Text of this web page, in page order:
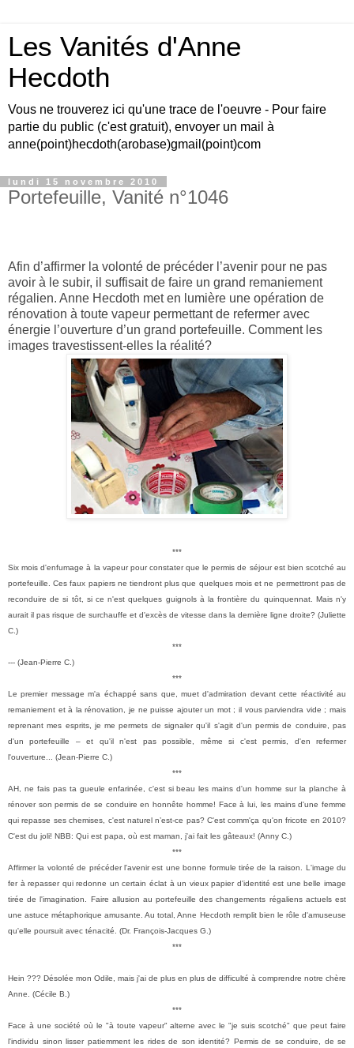
Les Vanités d'Anne
Hecdoth
Vous ne trouverez ici qu'une trace de l'oeuvre - Pour faire
partie du public (c'est gratuit), envoyer un mail à
anne(point)hecdoth(arobase)gmail(point)com
lundi 15 novembre 2010
Portefeuille, Vanité n°1046
Afin d’affirmer la volonté de précéder l’avenir pour ne pas
avoir à le subir, il suffisait de faire un grand remaniement
régalien. Anne Hecdoth met en lumière une opération de
rénovation à toute vapeur permettant de refermer avec
énergie l’ouverture d’un grand portefeuille. Comment les
images travestissent-elles la réalité?
***
Six mois d'enfumage à la vapeur pour constater que le permis de séjour est bien scotché au
portefeuille. Ces faux papiers ne tiendront plus que quelques mois et ne permettront pas de
reconduire de si tôt, si ce n'est quelques guignols à la frontière du quinquennat. Mais n'y
aurait il pas risque de surchauffe et d'excès de vitesse dans la dernière ligne droite? (Juliette
C.)
***
--- (Jean-Pierre C.)
***
Le premier message m'a échappé sans que, muet d'admiration devant cette réactivité au
remaniement et à la rénovation, je ne puisse ajouter un mot ; il vous parviendra vide ; mais
reprenant mes esprits, je me permets de signaler qu'il s'agit d'un permis de conduire, pas
d'un portefeuille
– et qu'il n'est pas possible, même si c'est permis, d'en refermer
l'ouverture... (Jean-Pierre C.)
***
AH, ne fais pas ta gueule enfarinée, c'est si beau les mains d'un homme sur la planche à
rénover son permis de se conduire en honnête homme! Face à lui, les mains d'une femme
qui repasse ses chemises, c'est naturel n’est-ce pas? C'est comm'ça qu'on fricote en 2010?
C'est du joli! NBB: Qui est papa, où est maman, j'ai fait les gâteaux! (Anny C.)
***
Affirmer la volonté de précéder l'avenir est une bonne formule tirée de la raison. L'image du
fer à repasser qui redonne un certain éclat à un vieux papier d'identité est une belle image
tirée de l'imagination. Faire allusion au portefeuille des changements régaliens actuels est
une astuce métaphorique amusante. Au total, Anne Hecdoth remplit bien le rôle d'amuseuse
qu'elle poursuit avec ténacité. (Dr. François-Jacques G.)
***
Hein ??? Désolée mon Odile, mais j'ai de plus en plus de difficulté à comprendre notre chère
Anne. (Cécile B.)
***
Face à une société où le "à toute vapeur" alterne avec le "je suis scotché" que peut faire
l'individu sinon lisser patiemment les rides de son identité? Permis de se conduire, de se